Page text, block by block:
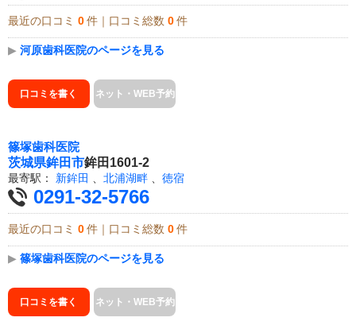
最近の口コミ 0 件｜口コミ総数 0 件
▶ 河原歯科医院のページを見る
口コミを書く ネット・WEB予約
篠塚歯科医院
茨城県鉾田市鉾田1601-2
最寄駅： 新鉾田 北浦湖畔 徳宿
0291-32-5766
最近の口コミ 0 件｜口コミ総数 0 件
▶ 篠塚歯科医院のページを見る
口コミを書く ネット・WEB予約